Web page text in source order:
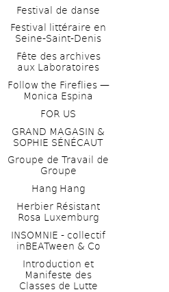
Festival de danse
Festival littéraire en
Seine-Saint-Denis
Fête des archives
aux Laboratoires
Follow the Fireflies —
Monica Espina
FOR US
GRAND MAGASIN &
SOPHIE SÉNÉCAUT
Groupe de Travail de
Groupe
Hang Hang
Herbier Résistant
Rosa Luxemburg
INSOMNIE - collectif
inBEATween & Co
Introduction et
Manifeste des
Classes de Lutte